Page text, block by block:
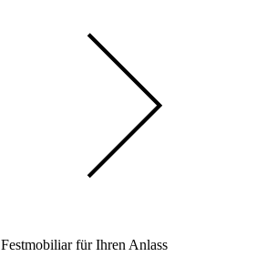
Festmobiliar für Ihren Anlass